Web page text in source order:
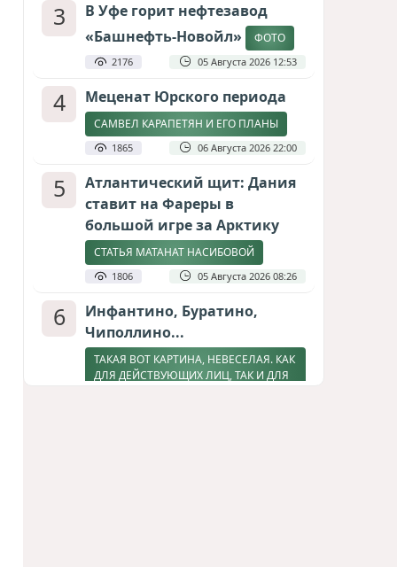
3
В Уфе горит нефтезавод
«Башнефть-Новойл»
ФОТО
2176 05 Августа 2026 12:53
4 Меценат Юрского периода
САМВЕЛ КАРАПЕТЯН И ЕГО ПЛАНЫ
1865 06 Августа 2026 22:00
5
Атлантический щит: Дания
ставит на Фареры в
большой игре за Арктику
СТАТЬЯ МАТАНАТ НАСИБОВОЙ
1806 05 Августа 2026 08:26
6
Инфантино, Буратино,
Чиполлино...
ТАКАЯ ВОТ КАРТИНА, НЕВЕСЕЛАЯ. КАК
ДЛЯ ДЕЙСТВУЮЩИХ ЛИЦ, ТАК И ДЛЯ